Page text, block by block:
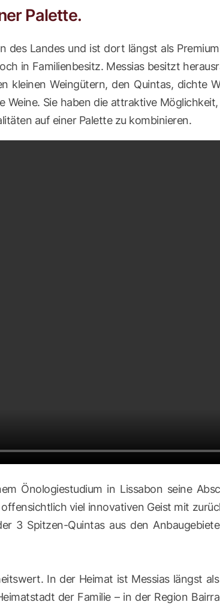
Palette.
des Landes und ist dort längst als
in Familienbesitz. Messias besitzt
kleinen Weingütern, den Quintas, dichte
Sie haben die attraktive
auf einer Palette zu kombinieren.
Önologiestudium in Lissabon seine
viel innovativen Geist mit
3 Spitzen-Quintas aus den
In der Heimat ist Messias längst
der Familie – in der Region